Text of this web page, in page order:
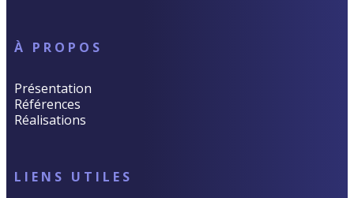
À PROPOS
Présentation
Références
Réalisations
LIENS UTILES